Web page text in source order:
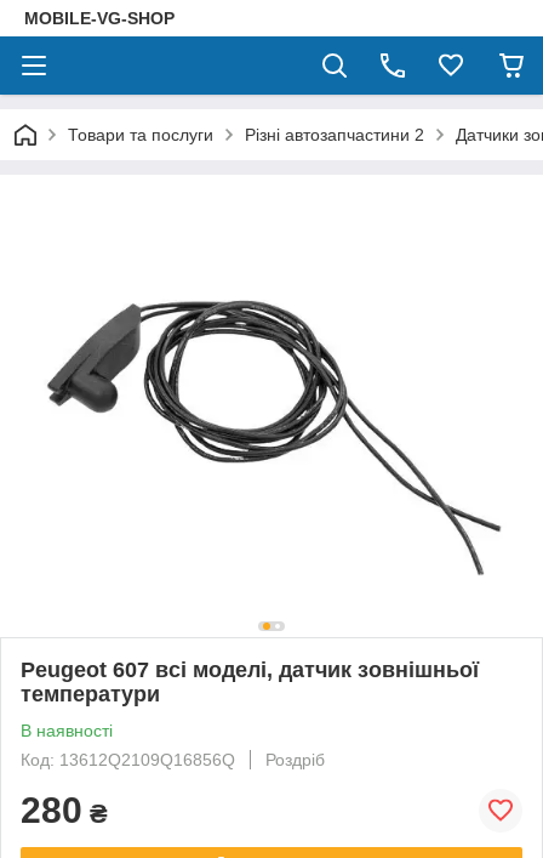
MOBILE-VG-SHOP
Товари та послуги Різні автозапчастини 2 Датчики
Peugeot 607 всі моделі, датчик зовнішньої
температури
В наявності
Код: 13612Q2109Q16856Q
Роздріб
280 ₴